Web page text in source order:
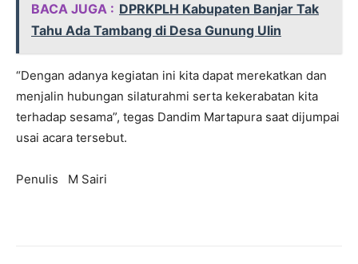
BACA JUGA : DPRKPLH Kabupaten Banjar Tak
Tahu Ada Tambang di Desa Gunung Ulin
“Dengan adanya kegiatan ini kita dapat merekatkan dan
menjalin hubungan silaturahmi serta kekerabatan kita
terhadap sesama”, tegas Dandim Martapura saat dijumpai
usai acara tersebut.
Penulis M Sairi